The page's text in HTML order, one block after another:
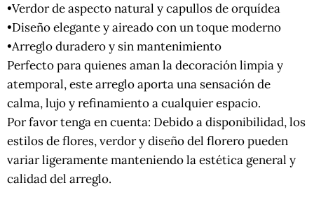
•Verdor de aspecto natural y capullos de orquídea
•Diseño elegante y aireado con un toque moderno
•Arreglo duradero y sin mantenimiento
Perfecto para quienes aman la decoración limpia y
atemporal, este arreglo aporta una sensación de
calma, lujo y refinamiento a cualquier espacio.
Por favor tenga en cuenta: Debido a disponibilidad, los
estilos de flores, verdor y diseño del florero pueden
variar ligeramente manteniendo la estética general y
calidad del arreglo.